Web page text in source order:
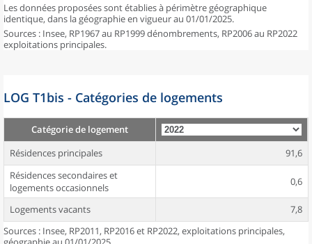
Les données proposées sont établies à périmètre géographique
identique, dans la géographie en vigueur au 01/01/2025.
Sources : Insee, RP1967 au RP1999 dénombrements, RP2006 au RP2022
exploitations principales.
LOG T1bis - Catégories de logements
Catégorie de logement
Résidences principales
91,6
Résidences secondaires et
logements occasionnels
0,6
Logements vacants
7,8
Sources : Insee, RP2011, RP2016 et RP2022, exploitations principales,